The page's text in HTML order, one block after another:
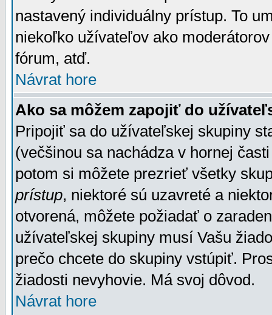
nastavený individuálny prístup. To
niekoľko užívateľov ako
fórum, atď.
Návrat hore
Ako sa môžem zapojiť do
Pripojiť sa do užívateľskej skupiny
(večšinou sa nachádza v hornej
potom si môžete prezrieť všetky
prístup, niektoré sú uzavreté a
otvorená, môžete požiadať o
užívateľskej skupiny musí Vašu
prečo chcete do skupiny vstúpiť.
žiadosti nevyhovie. Má svoj dôvod.
Návrat hore